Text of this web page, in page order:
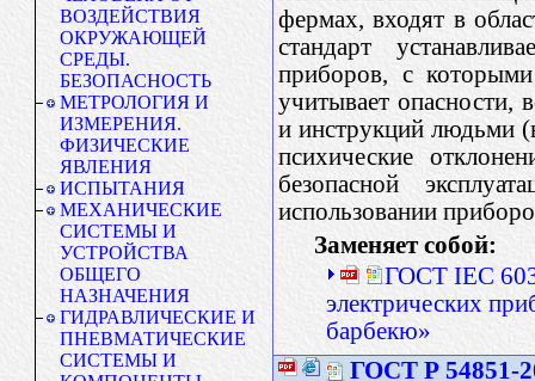
ВОЗДЕЙСТВИЯ
ОКРУЖАЮЩЕЙ
СРЕДЫ.
БЕЗОПАСНОСТЬ
МЕТРОЛОГИЯ И
ИЗМЕРЕНИЯ.
ФИЗИЧЕСКИЕ
ЯВЛЕНИЯ
ИСПЫТАНИЯ
МЕХАНИЧЕСКИЕ
СИСТЕМЫ И
УСТРОЙСТВА
ОБЩЕГО
НАЗНАЧЕНИЯ
ГИДРАВЛИЧЕСКИЕ И
ПНЕВМАТИЧЕСКИЕ
СИСТЕМЫ И
фермах, входят в
стандарт
приборов, с
учитывает опасности,
и инструкций людьми
психические
безопасной
использовании
Заменяет собой:
ГОСТ IEC
электрических
барбекю»
ГОСТ Р 54851-